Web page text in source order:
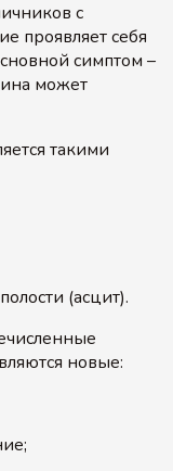
с
проявляет себя
симптом –
может
такими
(асцит).
новые: